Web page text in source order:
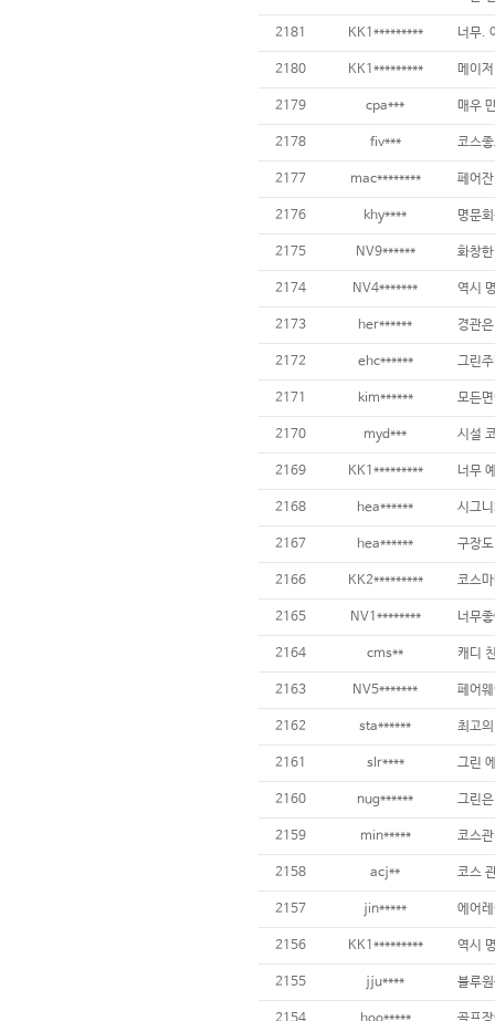
2181 KK1*********
2180 KK1*********
2179 cpa***
2178 fiv***
2177 mac********
2176 khy****
2175 NV9******
2174 NV4*******
2173 her******
2172 ehc******
2171 kim******
2170 myd***
2169 KK1*********
2168 hea******
2167 hea******
2166 KK2*********
2165 NV1******** 너무
2164 cms**
2163 NV5*******
2162 sta****** 최고
2161 slr****
2160 nug******
2159 min*****
2158 acj**
2157 jin*****
2156 KK1*********
2155 jju**** 블루